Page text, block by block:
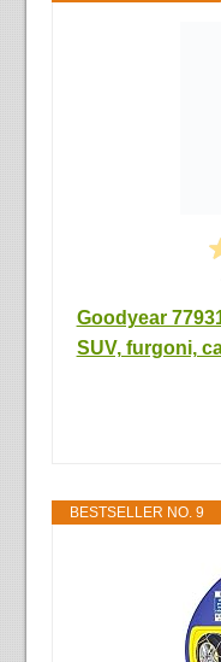
Goodyear
SUV, furgoni,
BESTSELLER NO. 9